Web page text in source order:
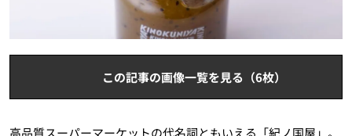
この記事の画像一覧を見る（6枚）
高品質スーパーマーケットの代名詞ともいえる「紀ノ国屋」。